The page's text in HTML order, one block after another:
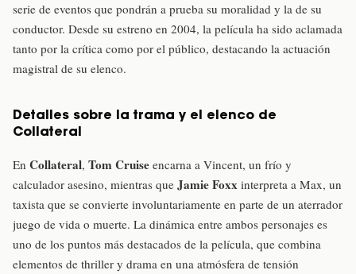
serie de eventos que pondrán a prueba su moralidad y la de su
conductor. Desde su estreno en 2004, la película ha sido aclamada
tanto por la crítica como por el público, destacando la actuación
magistral de su elenco.
Detalles sobre la trama y el elenco de
Collateral
En Collateral, Tom Cruise encarna a Vincent, un frío y
calculador asesino, mientras que Jamie Foxx interpreta a Max, un
taxista que se convierte involuntariamente en parte de un aterrador
juego de vida o muerte. La dinámica entre ambos personajes es
uno de los puntos más destacados de la película, que combina
elementos de thriller y drama en una atmósfera de tensión